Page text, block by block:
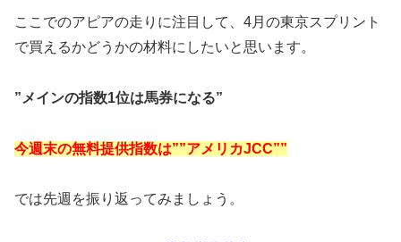
ここでのアピアの走りに注目して、4月の東京スプリント
で買えるかどうかの材料にしたいと思います。
”メインの指数1位は馬券になる”
今週末の無料提供指数は””アメリカJCC””
では先週を振り返ってみましょう。